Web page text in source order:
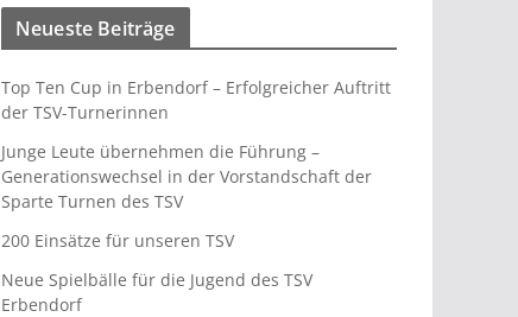
Neueste Beiträge
Top Ten Cup in Erbendorf – Erfolgreicher Auftritt
der TSV-Turnerinnen
Junge Leute übernehmen die Führung –
Generationswechsel in der Vorstandschaft der
Sparte Turnen des TSV
200 Einsätze für unseren TSV
Neue Spielbälle für die Jugend des TSV
Erbendorf